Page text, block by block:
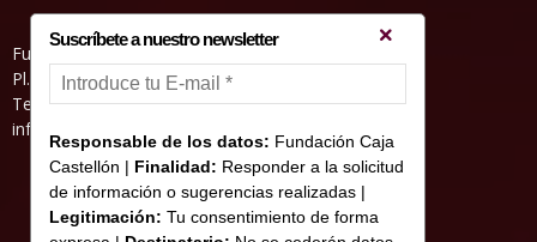
Fundació Caixa Castelló • Casa Abadía
Pl. de l’Herba, s/nº. 12001 Castelló de la Plana
Telèfon 964 232 551 • Fax 964 231 550
informacion@fundacioncajacastellon.es
Suscríbete a nuestro newsletter
Responsable de los datos: Fundación Caja
Castellón | Finalidad: Responder a la solicitud
de información o sugerencias realizadas |
Legitimación: Tu consentimiento de forma